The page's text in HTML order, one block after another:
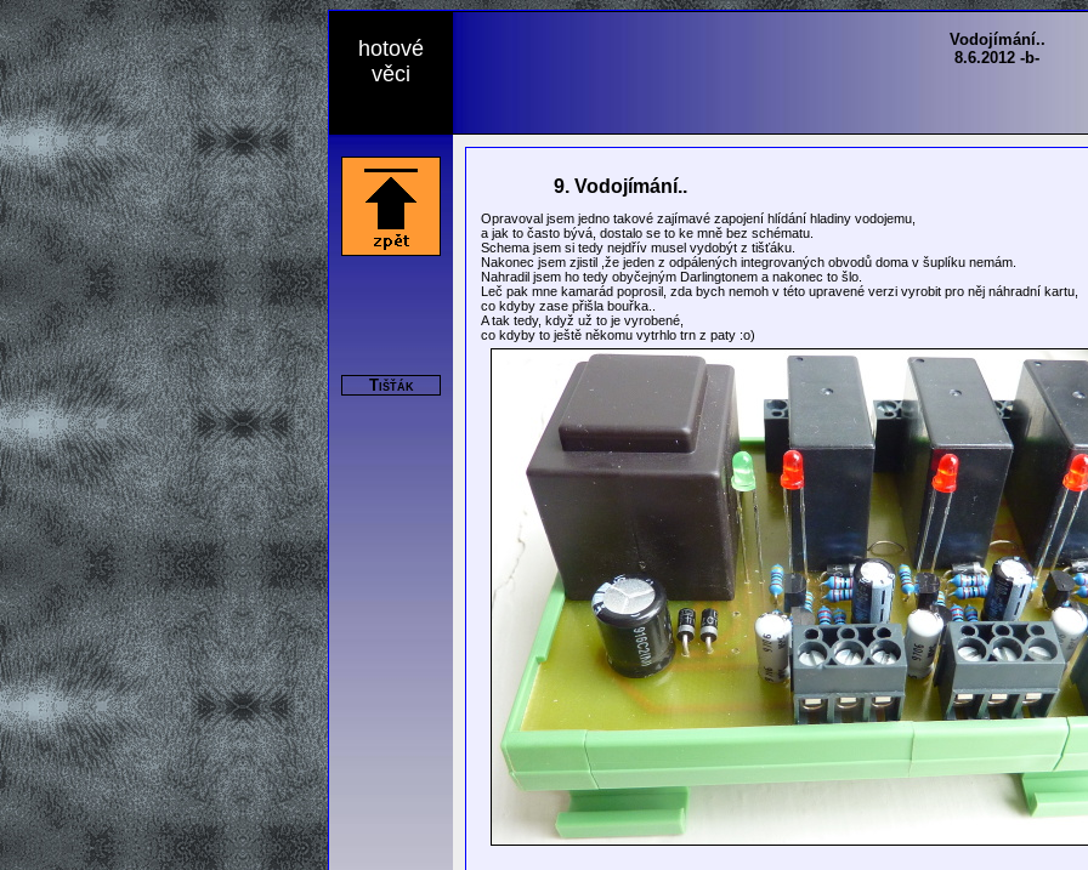
hotové
věci
Vodojímání..
8.6.2012 -b-
Tišťák
9. Vodojímání..
Opravoval jsem jedno takové zajímavé zapojení hlídání hladiny vodojemu,
a jak to často bývá, dostalo se to ke mně bez schématu.
Schema jsem si tedy nejdřív musel vydobýt z tišťáku.
Nakonec jsem zjistil ,že jeden z odpálených integrovaných obvodů doma v šuplíku nemám.
Nahradil jsem ho tedy obyčejným Darlingtonem a nakonec to šlo.
Leč pak mne kamarád poprosil, zda bych nemoh v této upravené verzi vyrobit pro něj náhradní kartu,
co kdyby zase přišla bouřka..
A tak tedy, když už to je vyrobené,
co kdyby to ještě někomu vytrhlo trn z paty :o)